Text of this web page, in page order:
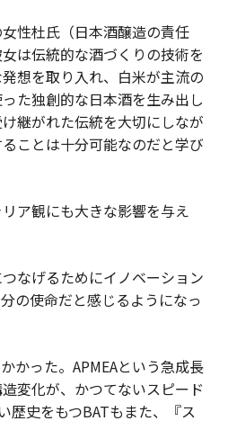
女性杜氏（日本酒醸造の責任
は伝統的な酒づくりの技術を
想を取り入れ、白米が主流の
た独創的な日本酒を生み出し
継がれた伝統を大切にしなが
ことは十分可能なのだと学び
ア観にも大きな影響を与え
つなげるためにイノベーション
の使命だと感じるようになっ
かった。APMEAという急成長
変化が、かつてないスピード
歴史をもつBATもまた、『ス